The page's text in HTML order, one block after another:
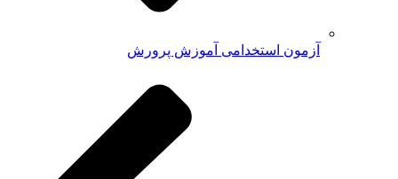
آزمون استخدامی آموزش پرورش